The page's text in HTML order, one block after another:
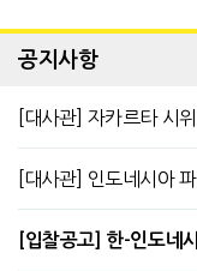
공지사항
[대사관] 자카르타 시
[대사관] 인도네시아
[입찰공고] 한-인도네